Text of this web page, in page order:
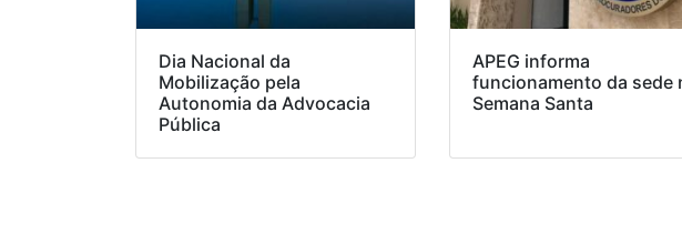
Dia Nacional da
Mobilização pela
Autonomia da Advocacia
Pública
APEG informa
funcionamento da sede
Semana Santa